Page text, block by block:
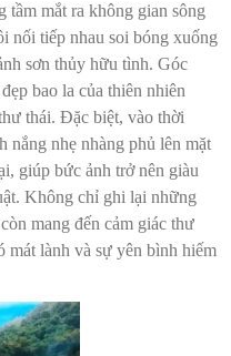
tầm mắt ra không gian sông
nối tiếp nhau soi bóng xuống
sơn thủy hữu tình. Góc
bao la của thiên nhiên
thái. Đặc biệt, vào thời
nắng nhẹ nhàng phủ lên mặt
giúp bức ảnh trở nên giàu
Không chỉ ghi lại những
mang đến cảm giác thư
mát lành và sự yên bình hiếm